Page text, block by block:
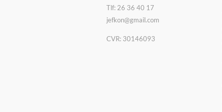
Tlf: 26 36 40 17
jefkon@gmail.com
CVR: 30146093